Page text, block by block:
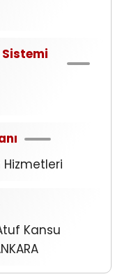
Hizmetleri
Kansu